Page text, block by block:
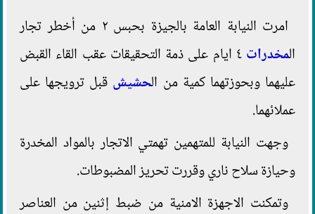
امرت النيابة العامة بالجيزة بحبس ٢ من أخطر تجار
المخدرات
٤ ايام على ذمة التحقيقات عقب القاء القبض
عليهما وبحوزتهما كمية من الحشيش قبل ترويجها على
عملائهما.
وجهت النيابة للمتهمين تهمتي الاتجار بالمواد المخدرة
وحيازة سلاح ناري وقررت تحريز المضبوطات.
وتمكنت الاجهزة الامنية من ضبط إثنين من العناصر